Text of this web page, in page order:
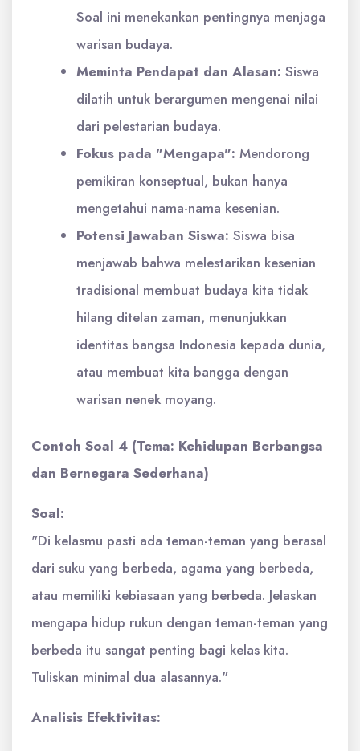
Soal ini menekankan pentingnya menjaga
warisan budaya.
Meminta Pendapat dan Alasan: Siswa
dilatih untuk berargumen mengenai nilai
dari pelestarian budaya.
Fokus pada "Mengapa": Mendorong
pemikiran konseptual, bukan hanya
mengetahui nama-nama kesenian.
Potensi Jawaban Siswa: Siswa bisa
menjawab bahwa melestarikan kesenian
tradisional membuat budaya kita tidak
hilang ditelan zaman, menunjukkan
identitas bangsa Indonesia kepada dunia,
atau membuat kita bangga dengan
warisan nenek moyang.
Contoh Soal 4 (Tema: Kehidupan Berbangsa
dan Bernegara Sederhana)
Soal:
"Di kelasmu pasti ada teman-teman yang berasal
dari suku yang berbeda, agama yang berbeda,
atau memiliki kebiasaan yang berbeda. Jelaskan
mengapa hidup rukun dengan teman-teman yang
berbeda itu sangat penting bagi kelas kita.
Tuliskan minimal dua alasannya."
Analisis Efektivitas: